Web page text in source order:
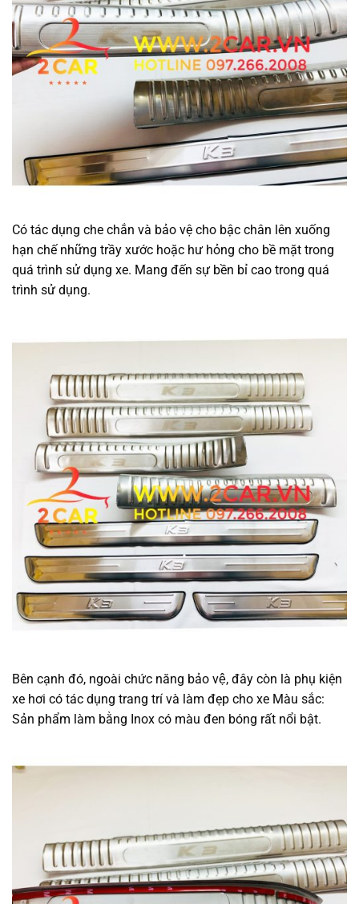
Có tác dụng che chắn và bảo vệ cho bậc chân lên xuống
hạn chế những trầy xước hoặc hư hỏng cho bề mặt trong
quá trình sử dụng xe. Mang đến sự bền bỉ cao trong quá
trình sử dụng.
Bên cạnh đó, ngoài chức năng bảo vệ, đây còn là phụ kiện
xe hơi có tác dụng trang trí và làm đẹp cho xe Màu sắc:
Sản phẩm làm bằng Inox có màu đen bóng rất nổi bật.